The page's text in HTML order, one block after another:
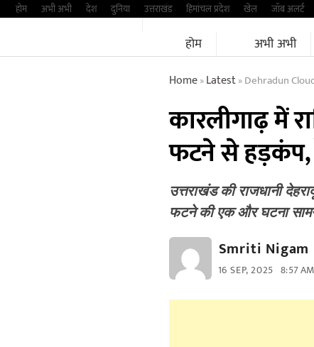
Skipहोम अभी अभी देश दुनिया उत्तराखंड हिमांचल प्रदेश खेल जॉब अलर्ट
होम अभी अभी
Home»Latest»Dehradun
कारलीगाढ़ में
फटने से हड़कंप,
उत्तराखंड की राजधानी
फटने की एक और घटना
Smriti Nigam
16 SEP, 2025 8:57 AM